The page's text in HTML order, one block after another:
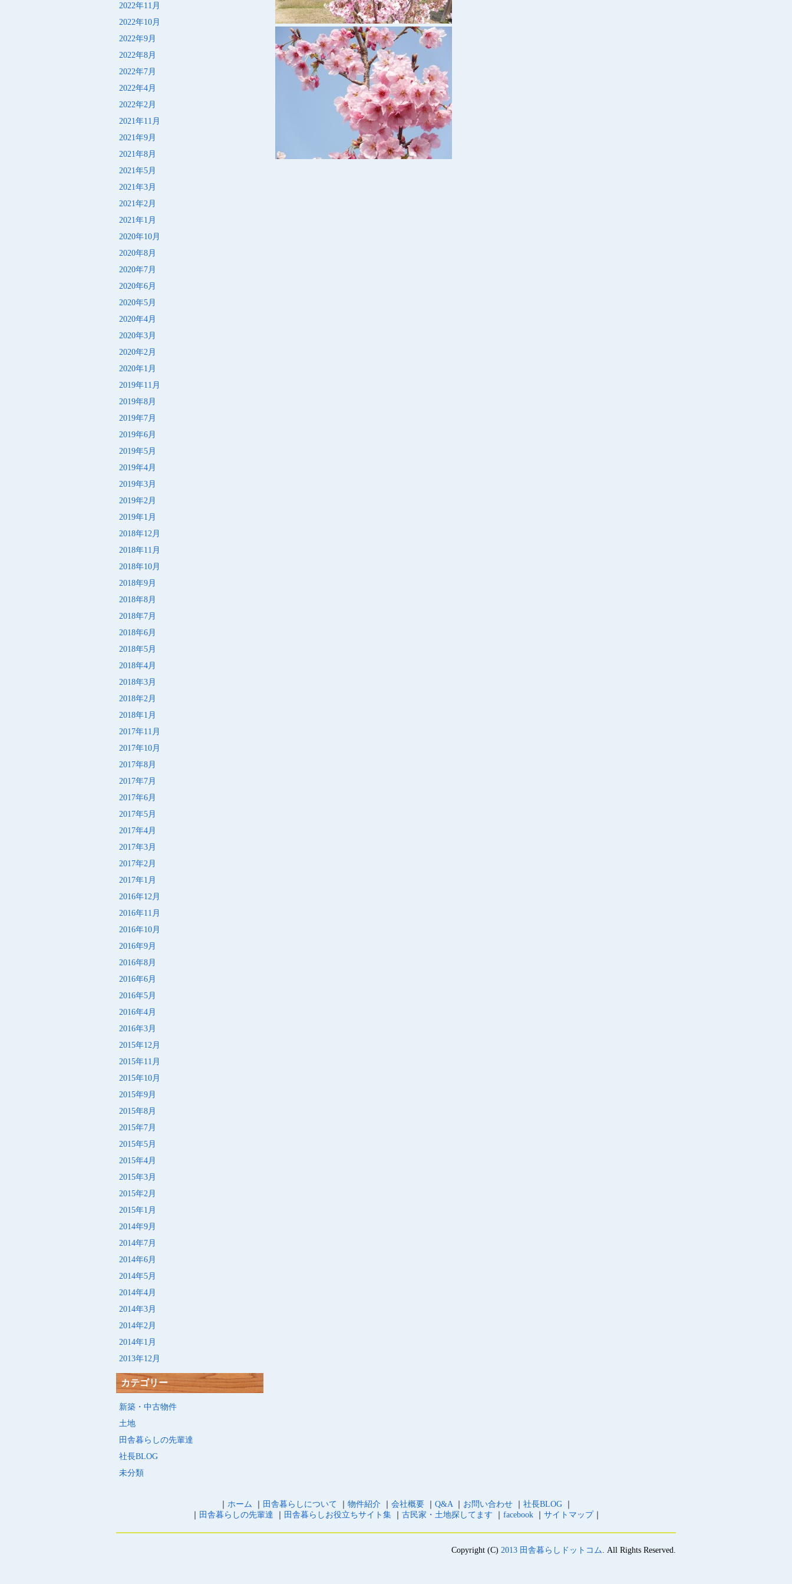
2022年11月
2022年10月
2022年9月
2022年8月
2022年7月
2022年4月
2022年2月
2021年11月
2021年9月
2021年8月
2021年5月
2021年3月
2021年2月
2021年1月
2020年10月
2020年8月
2020年7月
2020年6月
2020年5月
2020年4月
2020年3月
2020年2月
2020年1月
2019年11月
2019年8月
2019年7月
2019年6月
2019年5月
2019年4月
2019年3月
2019年2月
2019年1月
2018年12月
2018年11月
2018年10月
2018年9月
2018年8月
2018年7月
2018年6月
2018年5月
2018年4月
2018年3月
2018年2月
2018年1月
2017年11月
2017年10月
2017年8月
2017年7月
2017年6月
2017年5月
2017年4月
2017年3月
2017年2月
2017年1月
2016年12月
2016年11月
2016年10月
2016年9月
2016年8月
2016年6月
2016年5月
2016年4月
2016年3月
2015年12月
2015年11月
2015年10月
2015年9月
2015年8月
2015年7月
2015年5月
2015年4月
2015年3月
2015年2月
2015年1月
2014年9月
2014年7月
2014年6月
2014年5月
2014年4月
2014年3月
2014年2月
2014年1月
2013年12月
カテゴリー
新築・中古物件
土地
田舎暮らしの先輩達
社長BLOG
未分類
ホーム 田舎暮らしについて 物件紹介 会社概要 Q&A｜ お問い合わせ 社長BLOG
田舎暮らしの先輩達 田舎暮らしお役立ちサイト集｜ 古民家・土地探してます facebook｜ サイトマップ｜
Copyright (C) 2013 田舎暮らしドットコム. All Rights Reserved.